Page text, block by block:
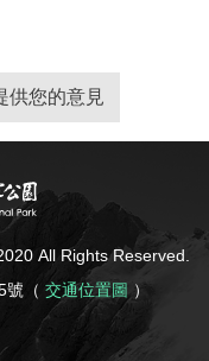
供您的意見
All Rights Reserved.
號（ 交通位置圖 ）